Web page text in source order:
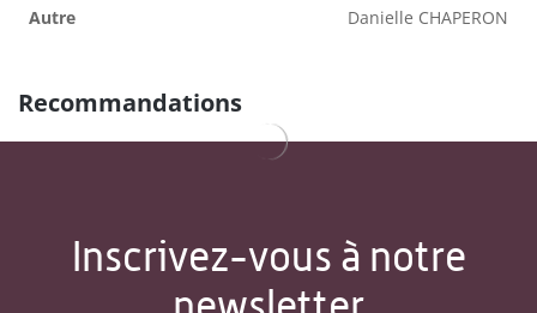
Autre Danielle CHAPERON
Recommandations
Inscrivez-vous à notre